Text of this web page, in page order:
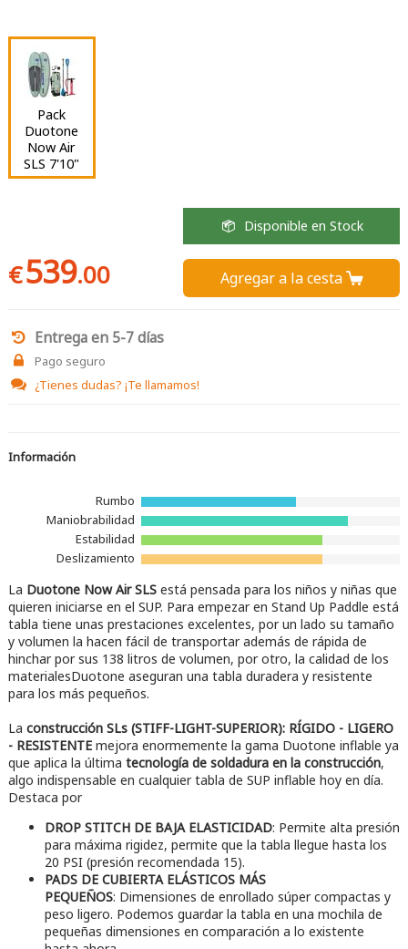
Pack
Duotone
Now Air
SLS 7'10"
€539.00
Disponible en Stock
Agregar a la cesta 
Entrega en 5-7 días
Pago seguro
¿Tienes dudas? ¡Te llamamos!
Información
Rumbo
Maniobrabilidad
Estabilidad
Deslizamiento
La Duotone Now Air SLS está pensada para los niños y niñas que
quieren iniciarse en el SUP. Para empezar en Stand Up Paddle está
tabla tiene unas prestaciones excelentes, por un lado su tamaño
y volumen la hacen fácil de transportar además de rápida de
hinchar por sus 138 litros de volumen, por otro, la calidad de los
materialesDuotone aseguran una tabla duradera y resistente
para los más pequeños.
La construcción SLs (STIFF-LIGHT-SUPERIOR): RÍGIDO - LIGERO
- RESISTENTEmejora enormemente la gama Duotone inflable ya
que aplica la última tecnología de soldadura en la construcción,
algo indispensable en cualquier tabla de SUP inflable hoy en día.
Destaca por
DROP STITCH DE BAJA ELASTICIDAD: Permite alta presión
para máxima rigidez, permite que la tabla llegue hasta los
20 PSI (presión recomendada 15).
PADS DE CUBIERTA ELÁSTICOS MÁS
PEQUEÑOS: Dimensiones de enrollado súper compactas y
peso ligero. Podemos guardar la tabla en una mochila de
pequeñas dimensiones en comparación a lo existente